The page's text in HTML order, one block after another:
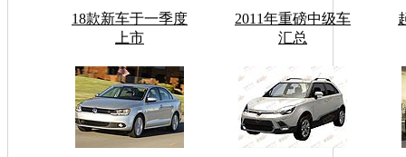
18款新车于一季度
上市
2011年重磅中级车
汇总